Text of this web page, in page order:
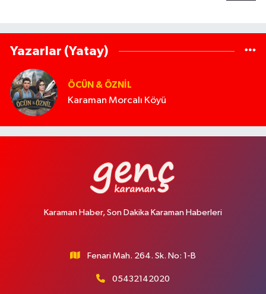
Yazarlar (Yatay)
ÖCÜN & ÖZNIL
Karaman Morcalı Köyü
Karaman Haber, Son Dakika Karaman Haberleri
Fenari Mah. 264. Sk. No: 1-B
05432142020